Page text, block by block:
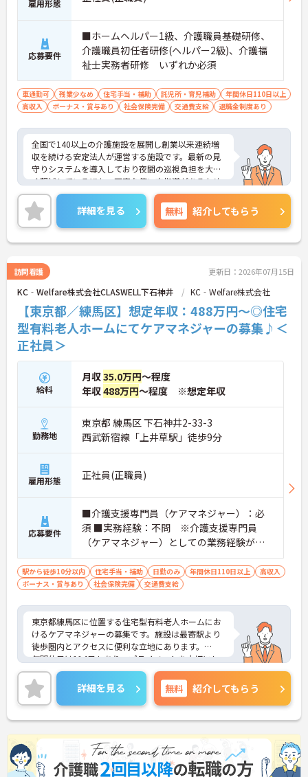
雇用形態
応募要件
■ホームヘルパー1級、介護職員基礎研修、
介護職員初任者研修(ヘルパー2級)、介護福
祉士実務者研修 いずれか必須
車通勤可 残業少なめ 住宅手当・補助 託児所・育児補助
年間休日110日以上
高収入
ボーナス・賞与あり 社会保険完備 交通費支給 退職金制度あり
全国で140以上の介護施設を展開し創業以来連続増
収を続ける安定法人が運営する施設です。最新の見
守りシステムを導入しており夜間の巡視負担を大き
く軽減しているほか、丁寧な使い方指導があるため
安心して業務を始められます。月平均残業10時間程
度、住宅手当や子供手当、1食300円の食事補助など
生活を支える福利厚生が大変充実しています。『ハ
タラクエール2023』の認証も取得しており、資格取
得支援や職種別研修制度を通じて着実なキャリアア
分に活かし、ご自身の生活も大切にしながら長期的
に活躍できるおすすめの環境です。
★おすすめPOINT★
【安定した経営基盤とキャリア支援】
・全国140以上の施設を展開し連続増収を続ける安
定法人が運営しています
・資格取得支援や職種別研修制度があり有資格者の
・昇格実績もあり頑張りがしっかり評価される風通
しの良い環境です
・最新の見守りシステム導入により夜勤時の巡視の
手間を大きく軽減しています
・機器の導入にあたっては誰でも使いこなせるよう
丁寧な指導を実施しています
【生活を支える充実の福利厚生】
・住宅手当や子供手当などご家族の生活もサポート
制度を利用できます ・徒歩や自転車の通勤手当も用
意しています
詳細を見る 無料 紹介してもらう
訪問看護 更新日：2026年07月15日
KC‐Welfare株式会社CLASWELL下石神井 KC‐Welfare株式会社
【東京都／練馬区】想定年収：488万円～◎住宅
型有料老人ホームにてケアマネジャーの募集♪＜
正社員＞
給料
月収35.0万円～程度
年収488万円～程度 ※想定年収
勤務地
東京都 練馬区 下石神井2-33-3
西武新宿線「上井草駅」徒歩9分
雇用形態 正社員(正職員)
応募要件
■介護支援専門員（ケアマネジャー）：必
須 ■実務経験：不問 ※介護支援専門員
（ケアマネジャー）としての業務経験があ
れば尚可
駅から徒歩10分以内 住宅手当・補助 日勤のみ 年間休日110日以上
高収入
ボーナス・賞与あり
社会保険完備 交通費支給
東京都練馬区に位置する住宅型有料老人ホームにお
けるケアマネジャーの募集です。施設は最寄駅より
徒歩圏内とアクセスに便利な立地にあります。
年間休日は114日もあり、プライベートを大切にし
ながらご勤務いただけます。また、想定年収は488
万円～と高水準です。能力や経験が考慮されます。
ご興味のある方には、面接対策ポイントなど、さら
に詳細をご案内しますのでお気軽にご相談くださ
い！
詳細を見る 無料 紹介してもらう